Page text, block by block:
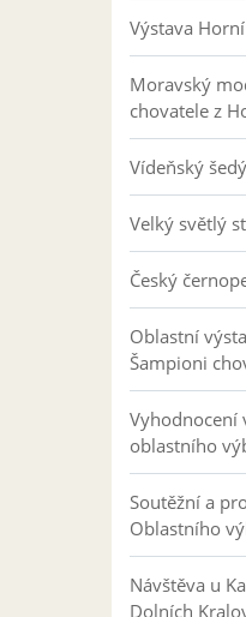
Výstava
Moravský
chovatele z
Vídeňský
Velký světlý
Český
Oblastní
Šampioni
Vyhodnocení
oblastního
Soutěžní a
Oblastního
Návštěva u
Dolních